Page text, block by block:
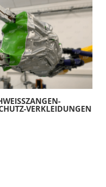
R
VERKLEIDUNGEN